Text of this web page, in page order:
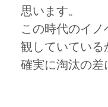
思います。
この時代のイ
観していている
確実に淘汰の差